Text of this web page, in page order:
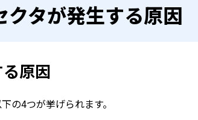
タが発生する原因
原因
の4つが挙げられます。